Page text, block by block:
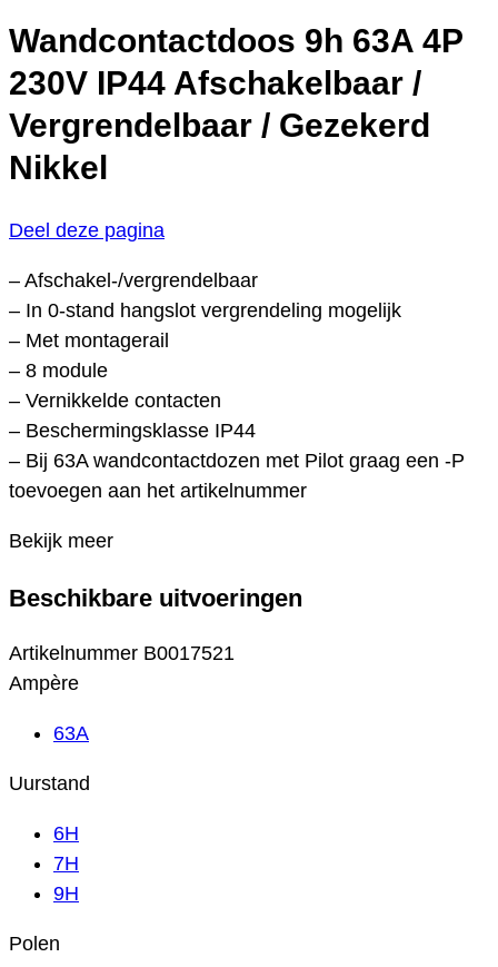
Wandcontactdoos 9h 63A 4P
230V IP44 Afschakelbaar /
Vergrendelbaar / Gezekerd
Nikkel
Deel deze pagina
– Afschakel-/vergrendelbaar
– In 0-stand hangslot vergrendeling mogelijk
– Met montagerail
– 8 module
– Vernikkelde contacten
– Beschermingsklasse IP44
– Bij 63A wandcontactdozen met Pilot graag een -P
toevoegen aan het artikelnummer
Bekijk meer
Beschikbare uitvoeringen
Artikelnummer B0017521
Ampère
63A
Uurstand
6H
7H
9H
Polen